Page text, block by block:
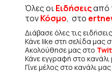
Όλες οιΕιδήσειςαπό
τονΚόσμο, στο
Διάβασε όλες τις
Κάνε like στη σελίδα μας
Ακολούθησε μας στο
Κάνε εγγραφή στο
Γίνε μέλος στο κανάλι